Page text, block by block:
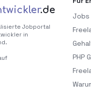
.de
Jobportal
in
Jobs
PHP